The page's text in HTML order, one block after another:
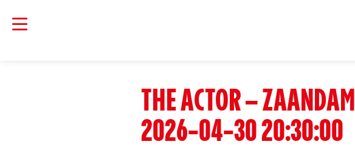
THE ACTOR – ZAANDAM
2026-04-30 20:30:00